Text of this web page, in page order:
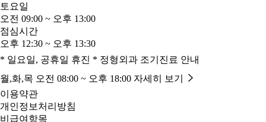
토요일
오전 09:00 ~ 오후 13:00
점심시간
오후 12:30 ~ 오후 13:30
* 일요일, 공휴일 휴진 * 정형외과 조기진료 안내
월,화,목 오전 08:00 ~ 오후 18:00 자세히 보기
이용약관
개인정보처리방침
비급여항목